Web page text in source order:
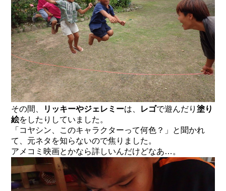
その間、 リッキーやジェレミーは、 レゴで遊んだり塗り
絵をしたりしていました。
「コヤシン、このキャラクターって何色？」と聞かれ
て、元ネタを知らないので焦りました。
アメコミ映画とかなら詳しいんだけどなあ…。